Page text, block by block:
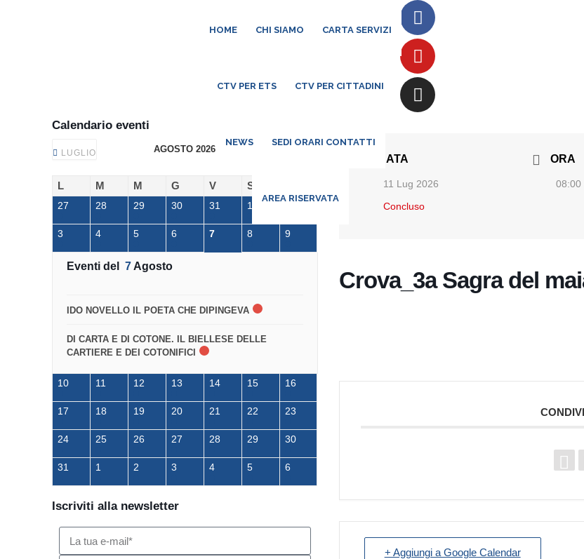
HOME CHI SIAMO CARTA SERVIZI
CTV PER ETS CTV PER CITTADINI
NEWS SEDI ORARI CONTATTI
AREA RISERVATA
Calendario eventi
LUGLIO AGOSTO 2026
L M M G V S
27 28 29 30 31 1
3 4 5 6 7 8 9
Eventi del 7 Agosto
IDO NOVELLO IL POETA CHE DIPINGEVA
DI CARTA E DI COTONE. IL BIELLESE DELLE
CARTIERE E DEI COTONIFICI
10 11 12 13 14 15 16
17 18 19 20 21 22 23
24 25 26 27 28 29 30
31 1 2 3 4 5 6
Iscriviti alla newsletter
DATA
11 Lug 2026
Concluso
ORA
08:00
Crova_3a Sagra del
+ Aggiungi a Google Calendar